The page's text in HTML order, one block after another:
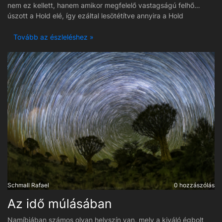
nem ez kellett, hanem amikor megfelelő vastagságú felhő
úszott a Hold elé, így ezáltal lesötétítve annyira a Hold
felhőzet szép sávosan hagyta a képet 10 másodperc alatt és
vöröses a légkör és a feldolgozás miatt is, de szerintem ennyi
megengedett. :)
Tovább az észleléshez »
Schmall Rafael 0 hozzászólás
Az idő múlásában
Namíbiában számos olyan helyszín van, mely a kiváló égbolt